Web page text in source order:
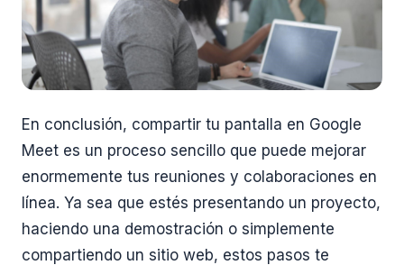
En conclusión, compartir tu pantalla en Google
Meet es un proceso sencillo que puede mejorar
enormemente tus reuniones y colaboraciones en
línea. Ya sea que estés presentando un proyecto,
haciendo una demostración o simplemente
compartiendo un sitio web, estos pasos te